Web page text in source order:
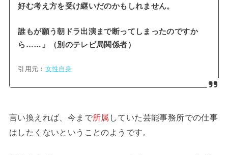
好む考え方を受け継いだのかもしれません。
誰もが願う朝ドラ出演まで断ってしまったのですか
ら……」（別のテレビ局関係者）
引用元： 女性自身
言い換えれば、今まで所属 していた芸能事務所での仕事
はしたくないということのようです。